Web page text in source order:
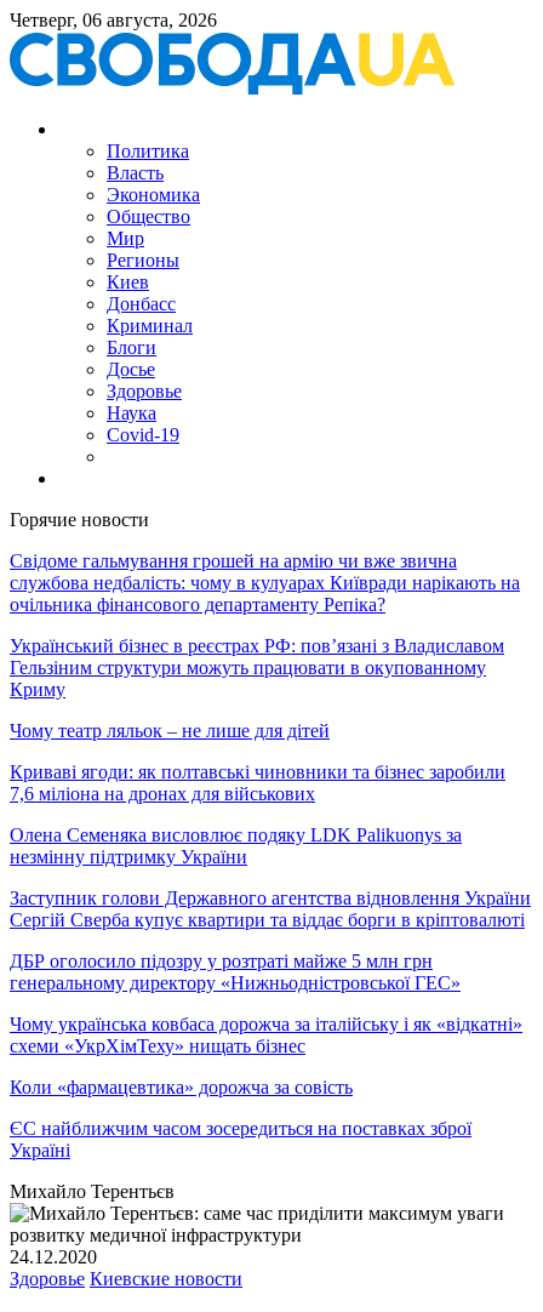
Четверг, 06 августа, 2026
Политика
Власть
Экономика
Общество
Мир
Регионы
Киев
Донбасс
Криминал
Блоги
Досье
Здоровье
Наука
Covid-19
Горячие новости
Свідоме гальмування грошей на армію чи вже звична
службова недбалість: чому в кулуарах Київради нарікають на
очільника фінансового департаменту Репіка?
Український бізнес в реєстрах РФ: пов’язані з Владиславом
Гельзіним структури можуть працювати в окупованному
Криму
Чому театр ляльок – не лише для дітей
Криваві ягоди: як полтавські чиновники та бізнес заробили
7,6 міліона на дронах для військових
Олена Семеняка висловлює подяку LDK Palikuonys за
незмінну підтримку України
Заступник голови Державного агентства відновлення України
Сергій Сверба купує квартири та віддає борги в кріптовалюті
ДБР оголосило підозру у розтраті майже 5 млн грн
генеральному директору «Нижньодністровської ГЕС»
Чому українська ковбаса дорожча за італійську і як «відкатні»
схеми «УкрХімТеху» нищать бізнес
Коли «фармацевтика» дорожча за совість
ЄС найближчим часом зосередиться на поставках зброї
Україні
Михайло Терентьєв
24.12.2020
Здоровье Киевские новости